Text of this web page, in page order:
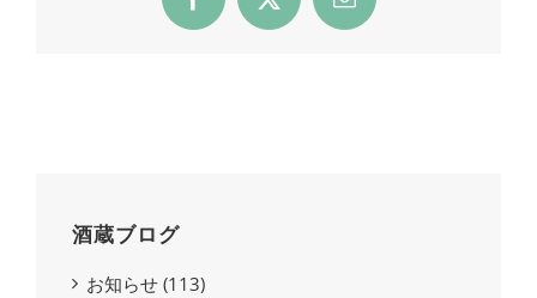
Facebook
X Email
酒蔵ブログ
お知らせ (113)